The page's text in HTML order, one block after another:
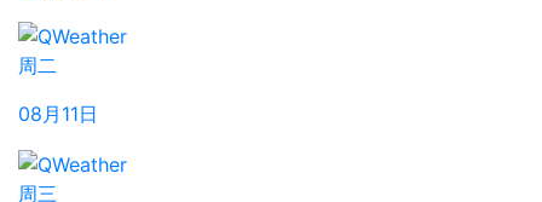
周二
08月11日
周三